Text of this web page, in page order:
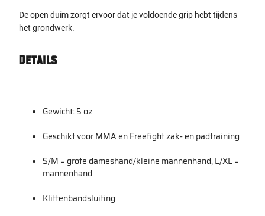
De open duim zorgt ervoor dat je voldoende grip hebt tijdens
het grondwerk.
Details
Gewicht: 5 oz
Geschikt voor MMA en Freefight zak- en padtraining
S/M = grote dameshand/kleine mannenhand, L/XL =
mannenhand
Klittenbandsluiting